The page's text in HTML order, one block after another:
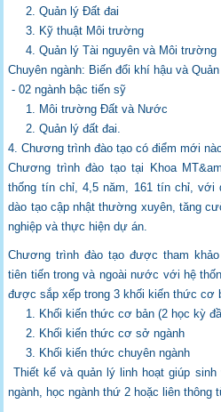
2. Quản lý Đất đai
3. Kỹ thuật Môi trường
4. Quản lý Tài nguyên và Môi trường
Chuyên ngành: Biến đổi khí hậu và
- 02 ngành bậc tiến sỹ
1. Môi trường Đất và Nước
2. Quản lý đất đai.
4. Chương trình đào tạo có điểm mới
Chương trình đào tạo tại Khoa
thống tín chỉ, 4,5 năm, 161 tín chỉ, với
dào tạo cập nhật thường xuyên, tăng
nghiệp và thực hiện dự án.
Chương trình đào tạo được tham
tiên tiến trong và ngoài nước với hệ
được sắp xếp trong 3 khối kiếnthức cơ
1. Khối kiến thức cơ bản (2 học kỳ
2. Khối kiến thức cơ sở ngành
3. Khối kiến thức chuyên ngành
Thiết kế và quản lý linh hoạt giúp
ngành, học ngànhthứ 2 hoặc liên thông